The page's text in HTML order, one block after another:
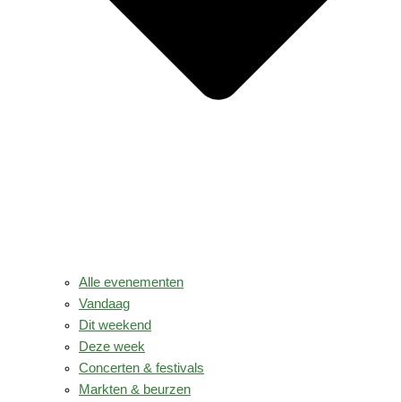
Alle evenementen
Vandaag
Dit weekend
Deze week
Concerten & festivals
Markten & beurzen